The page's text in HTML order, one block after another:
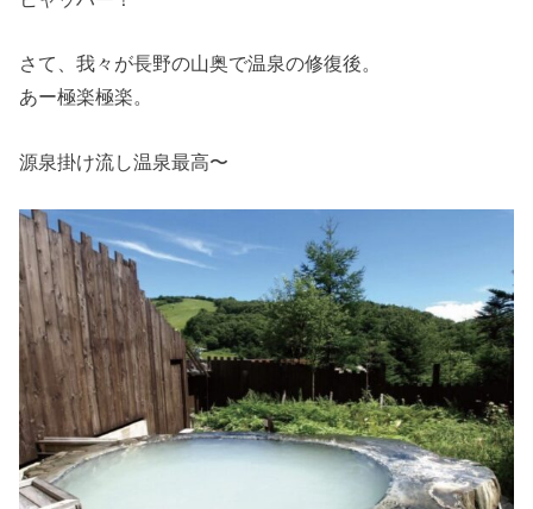
さて、我々が長野の山奥で温泉の修復後。
あー極楽極楽。
源泉掛け流し温泉最高〜